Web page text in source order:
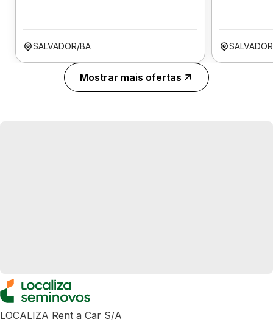
SALVADOR/BA
Mostrar mais ofertas
LOCALIZA Rent a Car S/A